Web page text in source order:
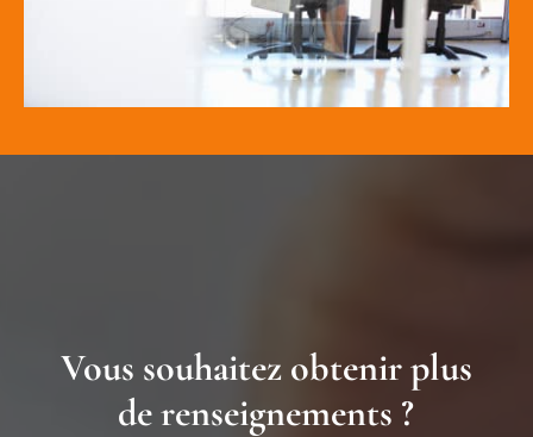
Vous souhaitez obtenir plus
de renseignements ?